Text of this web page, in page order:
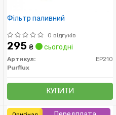
Фільтр паливний
0 відгуків
295 ₴ сьогодні
Артикул:
EP210
Purflux
КУПИТИ